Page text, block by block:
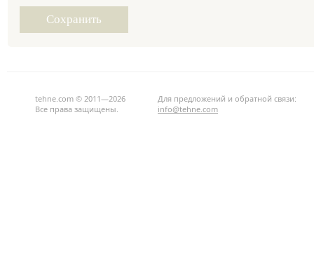
tehne.com © 2011—2026
Все права защищены.
Для предложений и обратной связи:
info@tehne.com